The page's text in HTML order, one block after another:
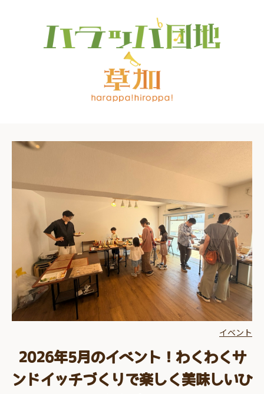
イベント
2026年5月のイベント！わくわくサ
ンドイッチづくりで楽しく美味しいひ